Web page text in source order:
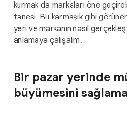
kurmak da markaları öne
tanesi. Bu karmaşık gibi
yeri ve markanın nasıl
anlamaya çalışalım.
Bir pazar yerinde
büyümesini